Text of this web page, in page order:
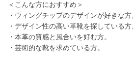
＜こんな方におすすめ＞
・ウィングチップのデザインが好きな方
・デザイン性の高い革靴を探している方
・本革の質感と風合いを好む方。
・芸術的な靴を求めている方。